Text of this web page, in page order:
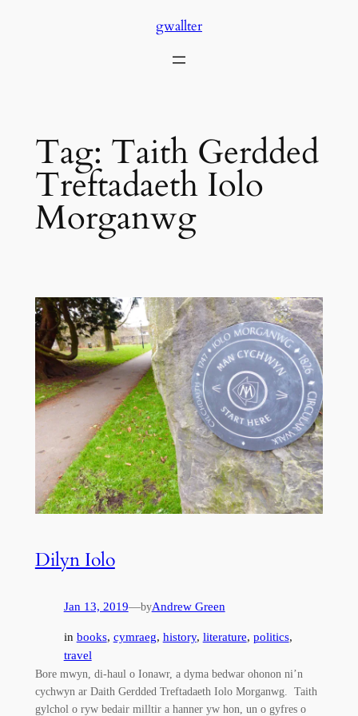
gwallter
Tag: Taith Gerdded
Treftadaeth Iolo
Morganwg
Dilyn Iolo
Jan 13, 2019—byAndrew Green
in books, cymraeg, history, literature, politics
travel
Bore mwyn, di-haul o Ionawr, a dyma bedwar ohonon ni’n
cychwyn ar Daith Gerdded Treftadaeth Iolo Morganwg. Taith
gylchol o ryw bedair milltir a hanner yw hon, un o gyfres o